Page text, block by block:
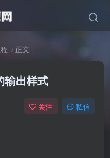
正文
出样式
关注 私信